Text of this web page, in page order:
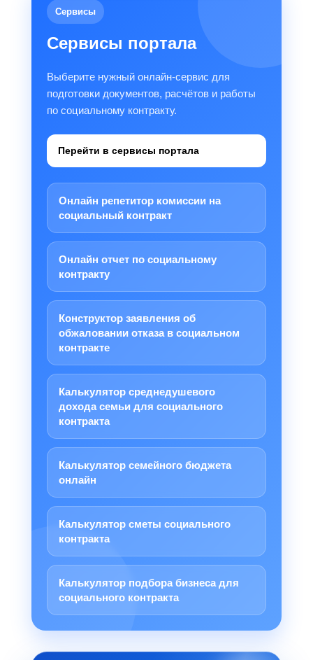
Сервисы
Сервисы портала
Выберите нужный онлайн-сервис для
подготовки документов, расчётов и работы
по социальному контракту.
Перейти в сервисы портала
Онлайн репетитор комиссии на
социальный контракт
Онлайн отчет по социальному
контракту
Конструктор заявления об
обжаловании отказа в социальном
контракте
Калькулятор среднедушевого
дохода семьи для социального
контракта
Калькулятор семейного бюджета
онлайн
Калькулятор сметы социального
контракта
Калькулятор подбора бизнеса для
социального контракта